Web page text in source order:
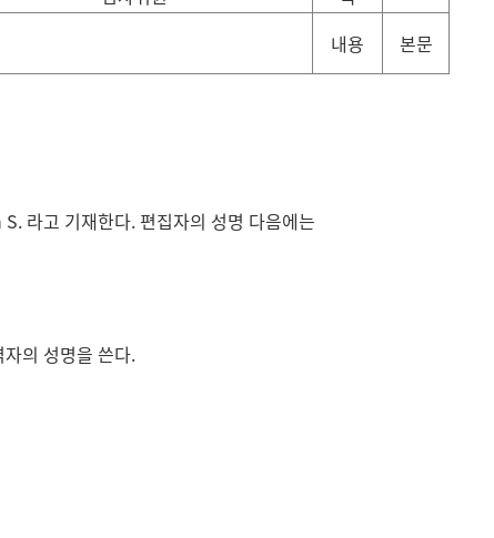
내용 본문
라고 기재한다. 편집자의 성명 다음에는
의 성명을 쓴다.